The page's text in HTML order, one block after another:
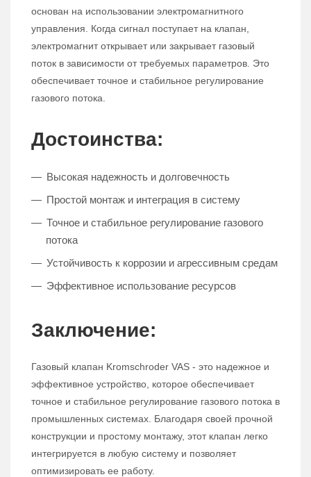
основан на использовании электромагнитного
управления. Когда сигнал поступает на клапан,
электромагнит открывает или закрывает газовый
поток в зависимости от требуемых параметров. Это
обеспечивает точное и стабильное регулирование
газового потока.
Достоинства:
Высокая надежность и долговечность
Простой монтаж и интеграция в систему
Точное и стабильное регулирование газового
потока
Устойчивость к коррозии и агрессивным средам
Эффективное использование ресурсов
Заключение:
Газовый клапан Kromschroder VAS - это надежное и
эффективное устройство, которое обеспечивает
точное и стабильное регулирование газового потока в
промышленных системах. Благодаря своей прочной
конструкции и простому монтажу, этот клапан легко
интегрируется в любую систему и позволяет
оптимизировать ее работу.